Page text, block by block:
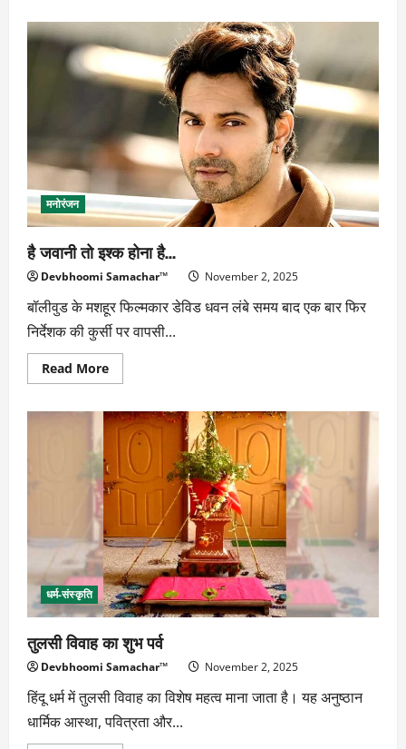
:
हैलोवीन
मनाने
पर
फंसे
लालू
मनोरंजन
है जवानी तो इश्क होना है…
Devbhoomi Samachar™ November 2, 2025
बॉलीवुड के मशहूर फिल्मकार डेविड धवन लंबे समय बाद एक बार फिर
निर्देशक की कुर्सी पर वापसी...
Read MoreRead
more
जवानी
तो
इश्क
है…
धर्म-संस्कृति
तुलसी विवाह का शुभ पर्व
Devbhoomi Samachar™ November 2, 2025
हिंदू धर्म में तुलसी विवाह का विशेष महत्व माना जाता है। यह अनुष्ठान
धार्मिक आस्था, पवित्रता और...